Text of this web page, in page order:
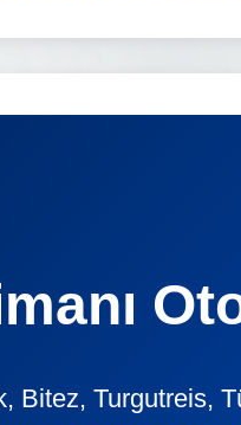
Bitez, Turgutreis,